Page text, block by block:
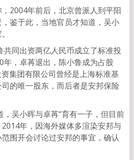
，2004年前后，北京曾派人到平阳
鉴于此，当地官员才知道，吴小
共同出资两亿人民币成立了标准投
年，卓苒退出，陈小鲁成为占股
集团有限公司曾经是上海标准基
的唯一股东，而后者是安邦保险
吴小晖与卓苒“育有一子，但目前
年，因海外媒体多渲染安邦与
围开会讨论过安邦的事宜，确认